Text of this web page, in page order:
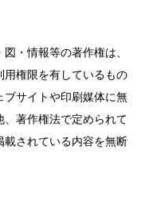
・情報等の著作権は、
権限を有しているもの
サイトや印刷媒体に無
著作権法で定められて
されている内容を無断